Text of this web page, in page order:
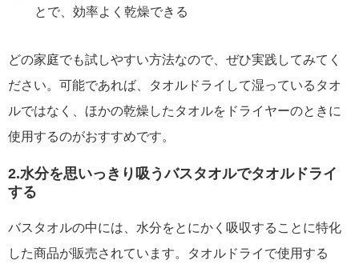
とで、効率よく乾燥できる
どの家庭でも試しやすい方法なので、ぜひ実践してみてく
ださい。可能であれば、タオルドライして湿っているタオ
ルではなく、ほかの乾燥したタオルをドライヤーのときに
使用するのがおすすめです。
2.水分を思いっきり吸うバスタオルでタオルドライ
する
バスタオルの中には、水分をとにかく吸収することに特化
した商品が販売されています。タオルドライで使用する